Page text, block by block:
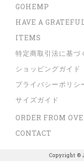
GOHEMP
HAVE A
ITEMS
特定商取引法に基づ
ショッピングガイド
プライバシーポリシ
サイズガイド
ORDER FROM
CONTACT
Copyright ©